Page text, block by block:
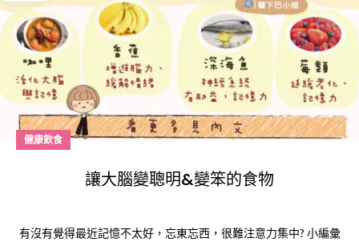
健康飲食
讓大腦變聰明&變笨的食物
有沒有覺得最近記憶不太好，忘東忘西，很難注意力集中? 小編彙